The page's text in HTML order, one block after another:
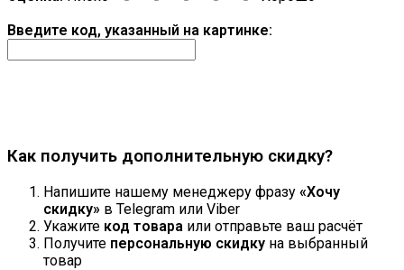
Введите код, указанный на картинке:
Как получить дополнительную скидку?
Напишите нашему менеджеру фразу «Хочу
скидку» в Telegram или Viber
Укажите код товара или отправьте ваш расчёт
Получите персональную скидку на выбранный
товар